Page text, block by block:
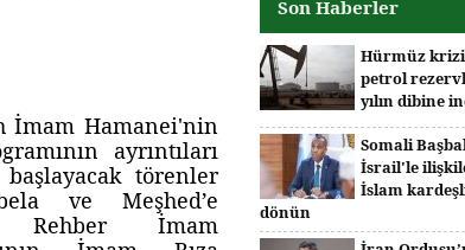
İmam Hamanei'nin
ayrıntıları
başlayacak törenler
ve Meşhed’e
Rehber İmam
Son Haberler
Hürmüz
petrol
yılın dibine
Somali
İsrail'le
İslam
dönün